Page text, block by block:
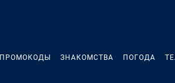
ПРОМОКОДЫ ЗНАКОМСТВА ПОГОДА